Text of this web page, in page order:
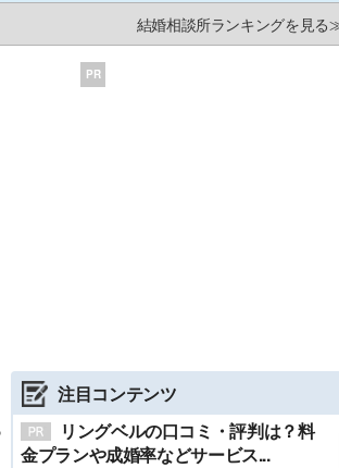
結婚相談所ランキングを見る
PR
注目コンテンツ
リングベルの口コミ・評判は？料
金プランや成婚率などサービス...